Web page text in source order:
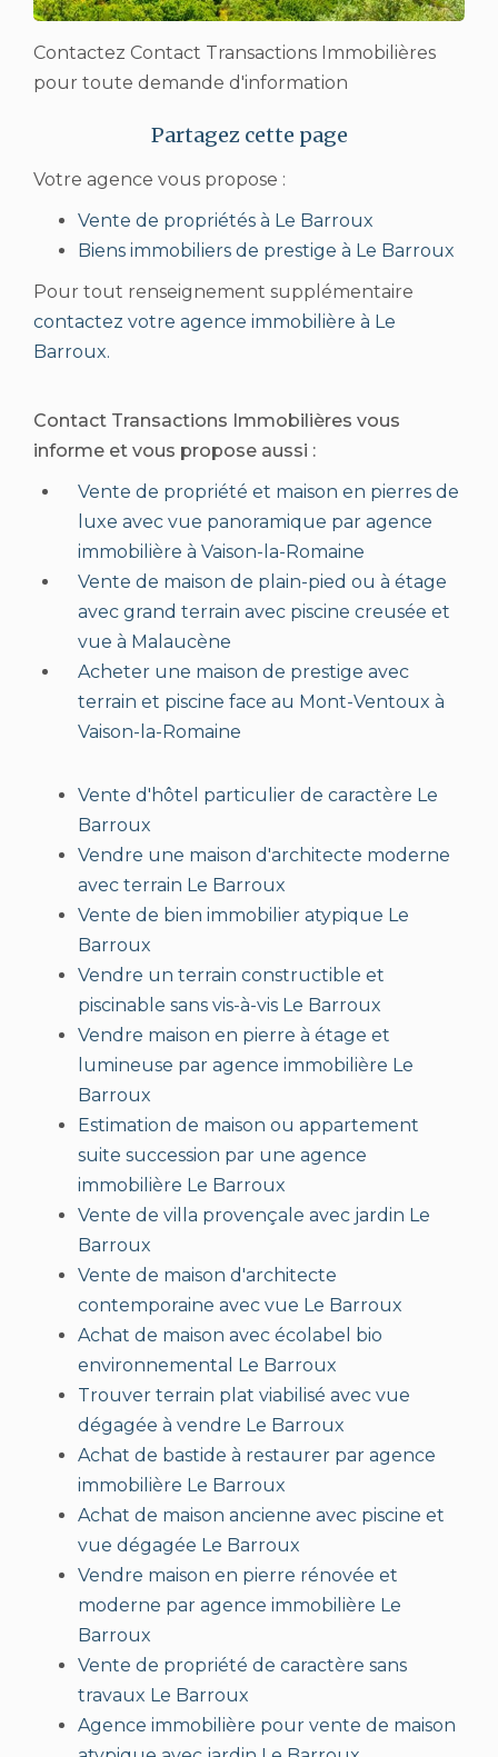
Contactez Contact Transactions Immobilières
pour toute demande d'information
Votre agence vous propose :
Vente de propriétés à Le Barroux
Biens immobiliers de prestige à Le Barroux
Pour tout renseignement supplémentaire
contactez votre agence immobilière à Le
Barroux.
Contact Transactions Immobilières vous
informe et vous propose aussi :
Vente de propriété et maison en pierres de
luxe avec vue panoramique par agence
immobilière à Vaison-la-Romaine
Vente de maison de plain-pied ou à étage
avec grand terrain avec piscine creusée et
vue à Malaucène
Acheter une maison de prestige avec
terrain et piscine face au Mont-Ventoux à
Vaison-la-Romaine
Vente d'hôtel particulier de caractère Le
Barroux
Vendre une maison d'architecte moderne
avec terrain Le Barroux
Vente de bien immobilier atypique Le
Barroux
Vendre un terrain constructible et
piscinable sans vis-à-vis Le Barroux
Vendre maison en pierre à étage et
lumineuse par agence immobilière Le
Barroux
Estimation de maison ou appartement
suite succession par une agence
immobilière Le Barroux
Vente de villa provençale avec jardin Le
Barroux
Vente de maison d'architecte
contemporaine avec vue Le Barroux
Achat de maison avec écolabel bio
environnemental Le Barroux
Trouver terrain plat viabilisé avec vue
dégagée à vendre Le Barroux
Achat de bastide à restaurer par agence
immobilière Le Barroux
Achat de maison ancienne avec piscine et
vue dégagée Le Barroux
Vendre maison en pierre rénovée et
moderne par agence immobilière Le
Barroux
Vente de propriété de caractère sans
travaux Le Barroux
Agence immobilière pour vente de maison